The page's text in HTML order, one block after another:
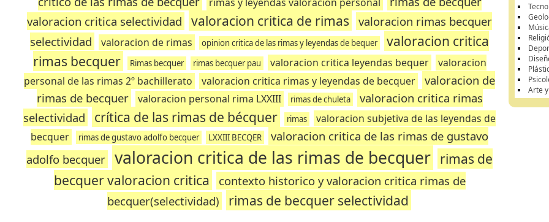
valoracion critica selectividad
valoracion critica de rimas
valoracion rimas becquer
selectividad
valoracion de rimas opinion critica de las rimas y leyendas de bequer
valoracion critica
rimas becquer
Rimas becquer rimas becquer pau valoracion critica leyendas bequer
valoracion
personal de las rimas 2º bachillerato
valoracion critica rimas y leyendas de becquer
valoracion de
rimas de becquer
valoracion personal rima LXXIII rimas de chuleta
valoracion critica rimas
selectividad
crítica de las rimas de bécquer rimas
valoracion subjetiva de las leyendas de
becquer
rimas de gustavo adolfo becquer LXXIII BECQER
valoracion critica de las rimas de gustavo
adolfo becquer
valoracion critica de las rimas de becquer rimas de
becquer valoracion critica
contexto historico y valoracion critica rimas de
becquer(selectividad)
rimas de becquer selectividad
Arte